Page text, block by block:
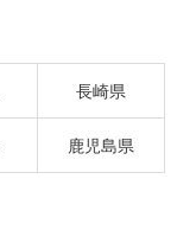
長崎県
鹿児島県